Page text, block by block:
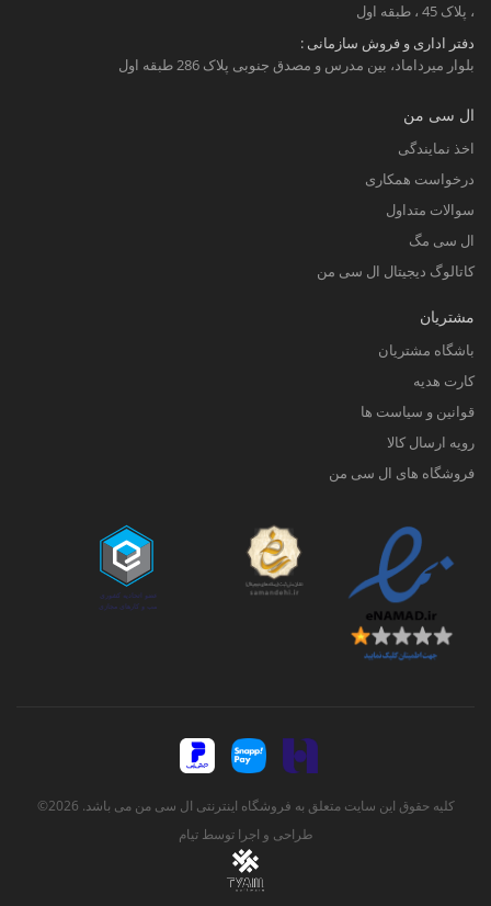
، پلاک 45 ، طبقه اول
دفتر اداری و فروش سازمانی :
بلوار میرداماد، بین مدرس و مصدق جنوبی پلاک 286 طبقه اول
ال سی من
اخذ نمایندگی
درخواست همکاری
سوالات متداول
ال سی مگ
کاتالوگ دیجیتال ال سی من
مشتریان
باشگاه مشتریان
کارت هدیه
قوانین و سیاست ها
رویه ارسال کالا
فروشگاه های ال سی من
کلیه حقوق این سایت متعلق به فروشگاه اینترنتی ال سی من می باشد. 2026©
طراحی و اجرا توسطتیام